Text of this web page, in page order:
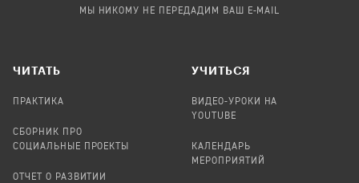
МЫ НИКОМУ НЕ ПЕРЕДАДИМ ВАШ E-MAIL
ЧИТАТЬ
ПРАКТИКА
СБОРНИК ПРО
СОЦИАЛЬНЫЕ ПРОЕКТЫ
ОТЧЕТ О РАЗВИТИИ
УЧИТЬСЯ
ВИДЕО-УРОКИ НА
YOUTUBE
КАЛЕНДАРЬ
МЕРОПРИЯТИЙ